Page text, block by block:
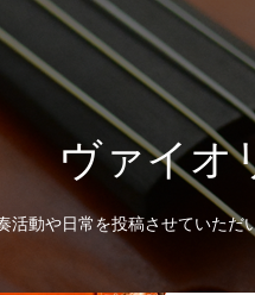
ヴァイオ
活動や日常を投稿させていただ